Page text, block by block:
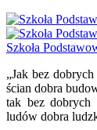
Szkoła
„Jak bez
ścian dobra
tak bez
ludów dobra